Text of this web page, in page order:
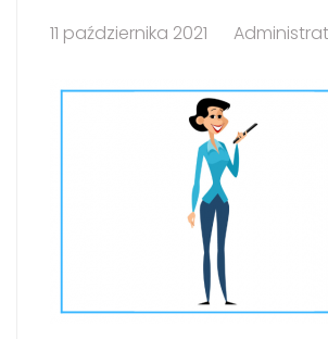
11 października 2021